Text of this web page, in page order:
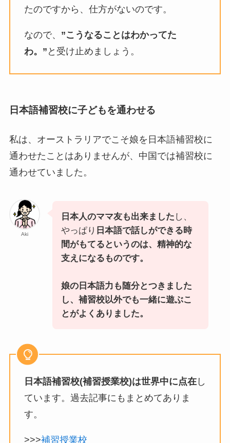
たのですから、仕方がないのです。
なので、 ”こうなることはわかってた
わ。” と受け止めましょう。
日本語補習校に子どもを通わせる
私は、オーストラリアでこそ娘を日本語補習校に
通わせたことはありませんが、中国では補習校に
通わせていました。
Aki
日本人のママ友も出来ました し、
やっぱり 日本語で話しができる時
間がもてるというのは、精神的な
支えになるものです。
娘の日本語力も随分とつきました
し、補習校以外でも一緒に遊ぶこ
とがよくありました。
日本語補習校(補習授業校)は世界中に点在し
ています。過去記事にもまとめてありま
す。
>>>補習授業校